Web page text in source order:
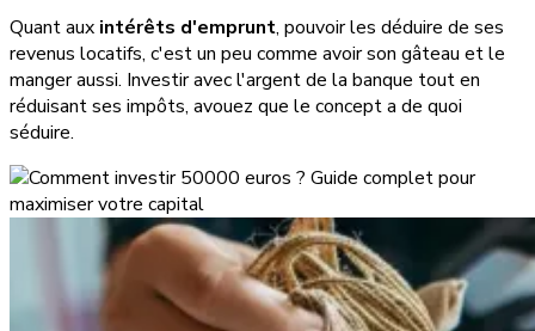
Quant aux intérêts d'emprunt, pouvoir les déduire de ses
revenus locatifs, c'est un peu comme avoir son gâteau et le
manger aussi. Investir avec l'argent de la banque tout en
réduisant ses impôts, avouez que le concept a de quoi
séduire.